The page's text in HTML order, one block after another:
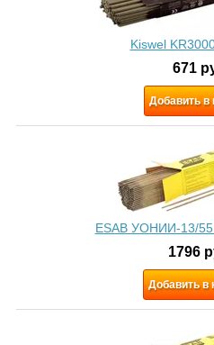
Kiswel
671
Добавить в
ESAB УОНИИ-13/
1796
Добавить в